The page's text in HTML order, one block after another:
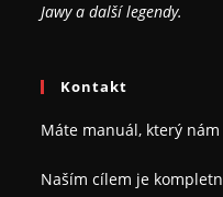
Jawy a další legendy.
Kontakt
Máte manuál, který
Naším cílem je